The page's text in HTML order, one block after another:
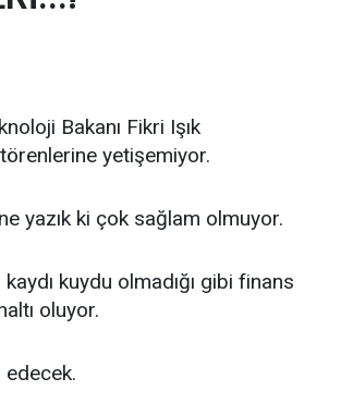
Bakanı Fikri Işık
yetişemiyor.
yazık ki çok sağlam olmuyor.
kuydu olmadığı gibi finans
oluyor.